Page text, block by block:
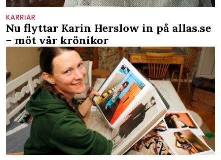
KARRIÄR
Nu flyttar Karin Herslow in på allas.se
– möt vår krönikor